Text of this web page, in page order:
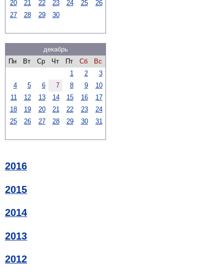
20
21 22 23 24 25
26
27
28 29 30
декабрь
Пн
Вт Ср Чт Пт Сб
Вс
1
2
3
4
5 6 7 8 9
10
11
12 13 14 15 16
17
18
19 20 21 22 23
24
25
26 27 28 29 30 31
2016
2015
2014
2013
2012